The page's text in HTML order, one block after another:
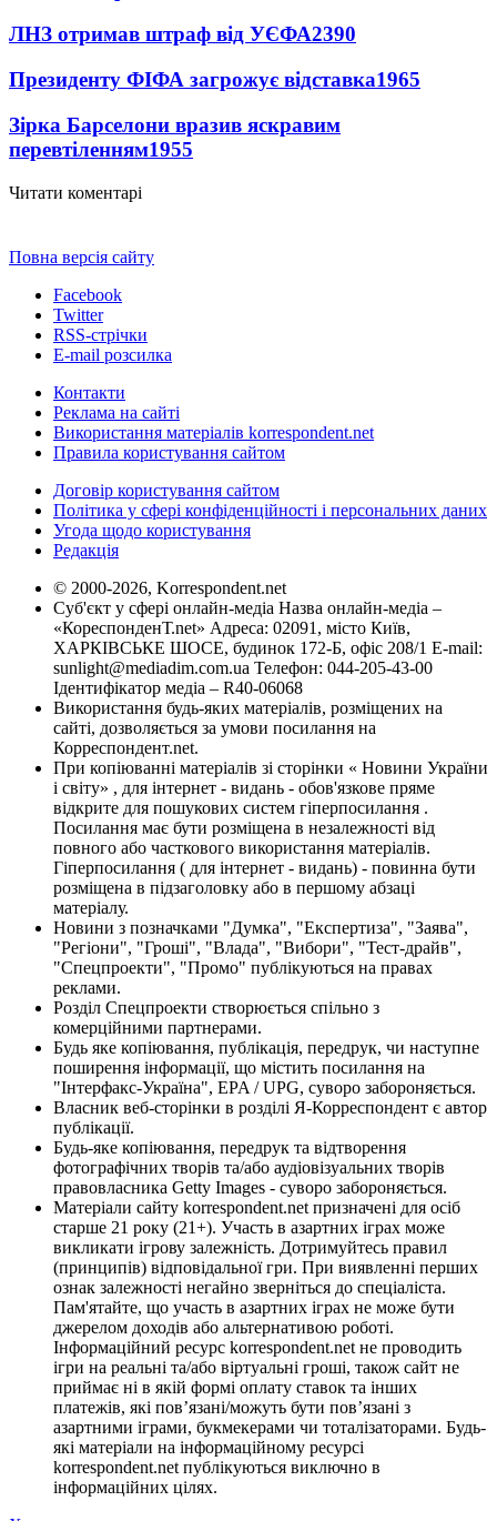
ЛНЗ отримав штраф від УЄФА2390
Президенту ФІФА загрожує відставка1965
Зірка Барселони вразив яскравим
перевтіленням1955
Читати коментарі
Повна версія сайту
Facebook
Twitter
RSS-стрічки
E-mail розсилка
Контакти
Реклама на сайті
Використання матеріалів korrespondent.net
Правила користування сайтом
Договір користування сайтом
Політика у сфері конфіденційності і персональних даних
Угода щодо користування
Редакція
© 2000-2026, Korrespondent.net
Суб'єкт у сфері онлайн-медіа Назва онлайн-медіа –
«КореспонденТ.net» Адреса: 02091, місто Київ,
ХАРКІВСЬКЕ ШОСЕ, будинок 172-Б, офіс 208/1 E-mail:
sunlight@mediadim.com.ua Телефон: 044-205-43-00
Ідентифікатор медіа – R40-06068
Використання будь-яких матеріалів, розміщених на
сайті, дозволяється за умови посилання на
Корреспондент.net.
При копіюванні матеріалів зі сторінки « Новини України
і світу» , для інтернет - видань - обов'язкове пряме
відкрите для пошукових систем гіперпосилання .
Посилання має бути розміщена в незалежності від
повного або часткового використання матеріалів.
Гіперпосилання ( для інтернет - видань) - повинна бути
розміщена в підзаголовку або в першому абзаці
матеріалу.
Новини з позначками "Думка", "Експертиза", "Заява",
"Регіони", "Гроші", "Влада", "Вибори", "Тест-драйв",
"Спецпроекти", "Промо" публікуються на правах
реклами.
Розділ Спецпроекти створюється спільно з
комерційними партнерами.
Будь яке копіювання, публікація, передрук, чи наступне
поширення інформації, що містить посилання на
"Інтерфакс-Україна", EPA / UPG, суворо забороняється.
Власник веб-сторінки в розділі Я-Корреспондент є автор
публікації.
Будь-яке копіювання, передрук та відтворення
фотографічних творів та/або аудіовізуальних творів
правовласника Getty Images - суворо забороняється.
Матеріали сайту korrespondent.net призначені для осіб
старше 21 року (21+). Участь в азартних іграх може
викликати ігрову залежність. Дотримуйтесь правил
(принципів) відповідальної гри. При виявленні перших
ознак залежності негайно зверніться до спеціаліста.
Пам'ятайте, що участь в азартних іграх не може бути
джерелом доходів або альтернативою роботі.
Інформаційний ресурс korrespondent.net не проводить
ігри на реальні та/або віртуальні гроші, також сайт не
приймає ні в якій формі оплату ставок та інших
платежів, які пов’язані/можуть бути пов’язані з
азартними іграми, букмекерами чи тоталізаторами. Будь-
які матеріали на інформаційному ресурсі
korrespondent.net публікуються виключно в
інформаційних цілях.